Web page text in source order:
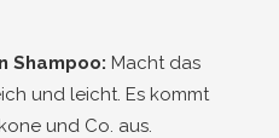
Shampoo: Macht das
und leicht. Es kommt
und Co. aus.